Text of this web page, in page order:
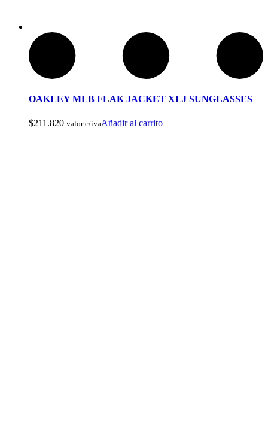
OAKLEY MLB FLAK JACKET XLJ SUNGLASSES
$211.820 valor c/ivaAñadir al carrito